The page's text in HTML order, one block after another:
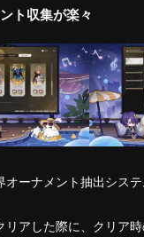
ト収集が楽々
ーナメント抽出システ
アした際に、クリア